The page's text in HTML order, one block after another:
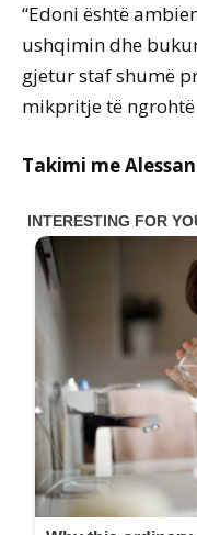
“Edoni është
ushqimin dhe
gjetur staf shumë
mikpritje të ngrohtë
Takimi me